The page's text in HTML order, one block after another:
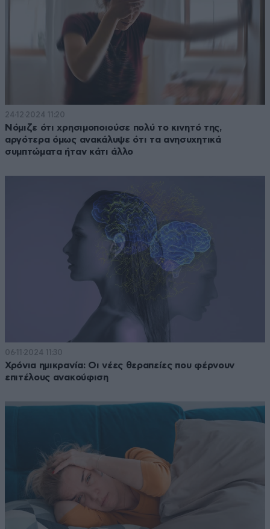
24·12·2024 11:20
Νόμιζε ότι χρησιμοποιούσε πολύ το κινητό της,
αργότερα όμως ανακάλυψε ότι τα ανησυχητικά
συμπτώματα ήταν κάτι άλλο
06·11·2024 11:30
Χρόνια ημικρανία: Οι νέες θεραπείες που φέρνουν
επιτέλους ανακούφιση